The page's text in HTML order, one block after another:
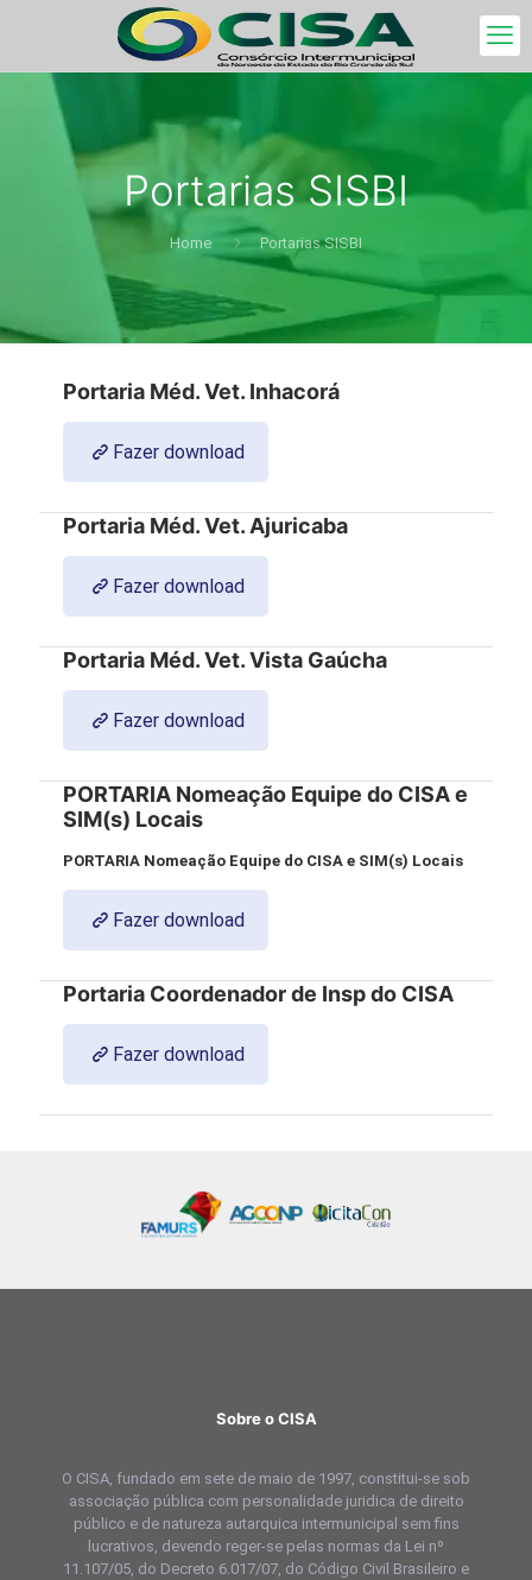
Portarias SISBI
Home Portarias SISBI
Portaria Méd. Vet. Inhacorá
Fazer download
Portaria Méd. Vet. Ajuricaba
Fazer download
Portaria Méd. Vet. Vista Gaúcha
Fazer download
PORTARIA Nomeação Equipe do CISA e
SIM(s) Locais
PORTARIA Nomeação Equipe do CISA e SIM(s) Locais
Fazer download
Portaria Coordenador de Insp do CISA
Fazer download
Sobre o CISA
O CISA, fundado em sete de maio de 1997, constitui-se sob
associação pública com personalidade juridica de direito
público e de natureza autarquica intermunicipal sem fins
lucrativos, devendo reger-se pelas normas da Lei nº
11.107/05, do Decreto 6.017/07, do Código Civil Brasileiro e